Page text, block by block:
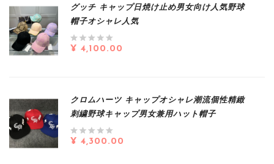
グッチ キャップ日焼け止め男女向け人気野球
帽子オシャレ人気
¥ 4,100.00
クロムハーツ キャップオシャレ潮流個性精緻
刺繍野球キャップ男女兼用ハット帽子
¥ 4,300.00